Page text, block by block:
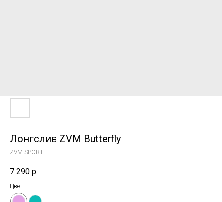
Лонгслив ZVM Butterfly
ZVM SPORT
7 290 р.
Цвет